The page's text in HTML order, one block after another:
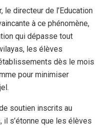
directeur de l’Education
à ce phénomène,
qui dépasse tout
les élèves
dès le mois
pour minimiser
soutien inscrits au
il s’étonne que les élèves